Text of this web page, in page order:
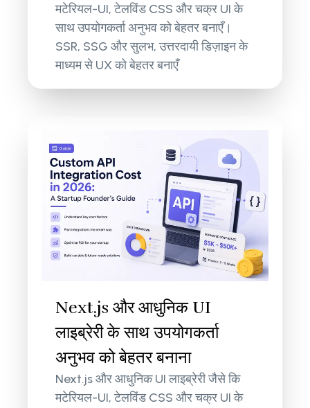
मटेरियल-UI, टेलविंड CSS और चक्र UI के
साथ उपयोगकर्ता अनुभव को बेहतर बनाएँ।
SSR, SSG और सुलभ, उत्तरदायी डिज़ाइन के
माध्यम से UX को बेहतर बनाएँ
Next.js और आधुनिक UI
लाइब्रेरी के साथ उपयोगकर्ता
अनुभव को बेहतर बनाना
Next.js और आधुनिक UI लाइब्रेरी जैसे कि
मटेरियल-UI, टेलविंड CSS और चक्र UI के